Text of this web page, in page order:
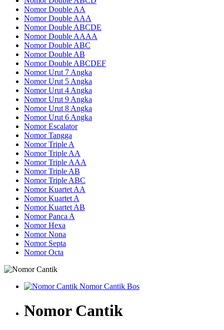
Nomor Double AA
Nomor Double AAA
Nomor Double ABCDE
Nomor Double AAAA
Nomor Double ABC
Nomor Double AB
Nomor Double ABCDEF
Nomor Urut 7 Angka
Nomor Urut 5 Angka
Nomor Urut 4 Angka
Nomor Urut 9 Angka
Nomor Urut 8 Angka
Nomor Urut 6 Angka
Nomor Escalator
Nomor Tangga
Nomor Triple A
Nomor Triple AA
Nomor Triple AAA
Nomor Triple AB
Nomor Triple ABC
Nomor Kuartet AA
Nomor Kuartet A
Nomor Kuartet AB
Nomor Panca A
Nomor Hexa
Nomor Nona
Nomor Septa
Nomor Octa
Nomor Cantik